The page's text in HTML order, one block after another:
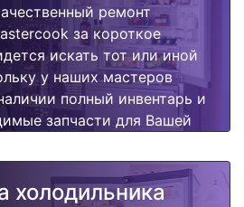
ремонт
за короткое
искать тот или иной
у наших мастеров
полный инвентарь и
запчасти для Вашей
холодильника